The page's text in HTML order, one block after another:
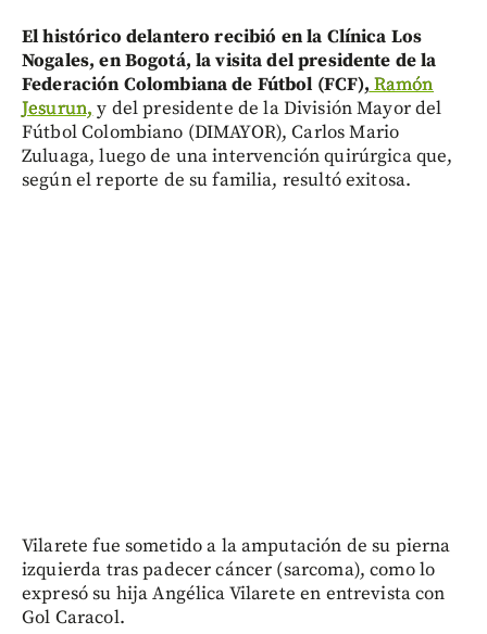
El histórico delantero recibió en la Clínica Los
Nogales, en Bogotá, la visita del presidente de la
Federación Colombiana de Fútbol (FCF), Ramón
Jesurun, y del presidente de la División Mayor del
Fútbol Colombiano (DIMAYOR), Carlos Mario
Zuluaga, luego de una intervención quirúrgica que,
según el reporte de su familia, resultó exitosa.
Vilarete fue sometido a la amputación de su pierna
izquierda tras padecer cáncer (sarcoma), como lo
expresó su hija Angélica Vilarete en entrevista con
Gol Caracol.